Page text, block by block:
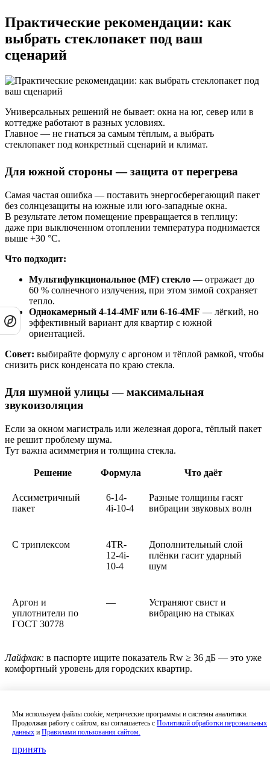
Практические рекомендации: как
выбрать стеклопакет под ваш
сценарий
Универсальных решений не бывает: окна на юг, север или в
коттедже работают в разных условиях.
Главное — не гнаться за самым тёплым, а выбрать
стеклопакет под конкретный сценарий и климат.
Для южной стороны — защита от перегрева
Самая частая ошибка — поставить энергосберегающий пакет
без солнцезащиты на южные или юго-западные окна.
В результате летом помещение превращается в теплицу:
даже при выключенном отоплении температура поднимается
выше +30 °C.
Что подходит:
Мультифункциональное (MF) стекло — отражает до
60 % солнечного излучения, при этом зимой сохраняет
тепло.
Однокамерный 4-14-4MF или 6-16-4MF — лёгкий, но
эффективный вариант для квартир с южной
ориентацией.
Совет: выбирайте формулу с аргоном и тёплой рамкой, чтобы
снизить риск конденсата по краю стекла.
Для шумной улицы — максимальная
звукоизоляция
Если за окном магистраль или железная дорога, тёплый пакет
не решит проблему шума.
Тут важна асимметрия и толщина стекла.
Решение Формула Что даёт
Ассиметричный
пакет
6-14-
4i-10-4
Разные толщины гасят
вибрации звуковых волн
С триплексом
4TR-
12-4i-
10-4
Дополнительный слой
плёнки гасит ударный
шум
Аргон и
уплотнители по
ГОСТ 30778
—
Устраняют свист и
вибрацию на стыках
Лайфхак: в паспорте ищите показатель Rw ≥ 36 дБ — это уже
комфортный уровень для городских квартир.
безопасность
В загородных домах окна больше, чем в квартирах, поэтому
Здесь важны прочность, энергоэффективность и защита от
Мы используем файлы cookie, метрические программы и системы аналитики.
Продолжая работу с сайтом, вы соглашаетесь с Политикой обработки персональных
данных и Правилами пользования сайтом.
принять